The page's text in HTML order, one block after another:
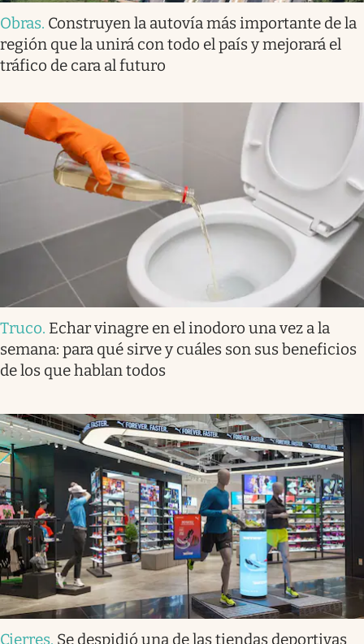
Obras. Construyen la autovía más importante de la
región que la unirá con todo el país y mejorará el
tráfico de cara al futuro
Truco. Echar vinagre en el inodoro una vez a la
semana: para qué sirve y cuáles son sus beneficios
de los que hablan todos
Cierres. Se despidió una de las tiendas deportivas